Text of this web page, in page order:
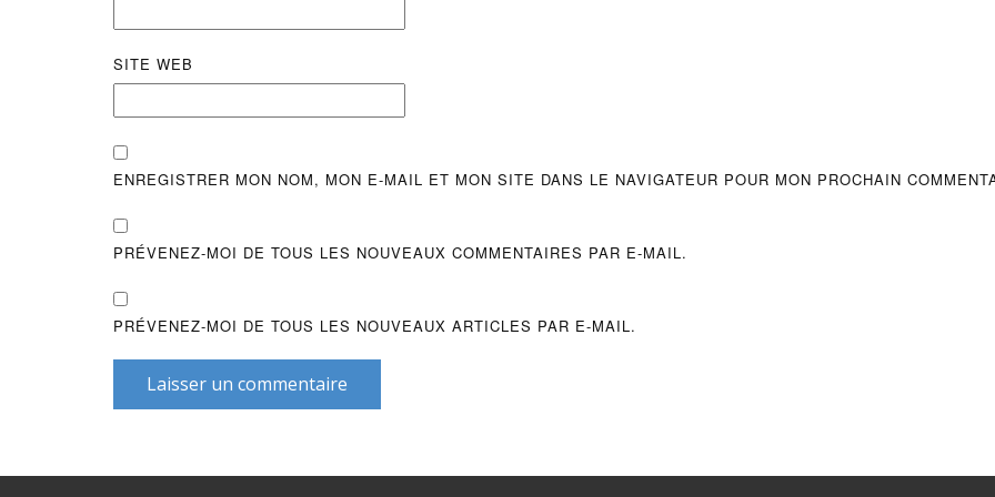
SITE WEB
ENREGISTRER MON NOM, MON E-MAIL ET MON SITE DANS LE NAVIGATEUR POUR MON PROCHAIN
PRÉVENEZ-MOI DE TOUS LES NOUVEAUX COMMENTAIRES PAR E-MAIL.
PRÉVENEZ-MOI DE TOUS LES NOUVEAUX ARTICLES PAR E-MAIL.
Laisser un commentaire